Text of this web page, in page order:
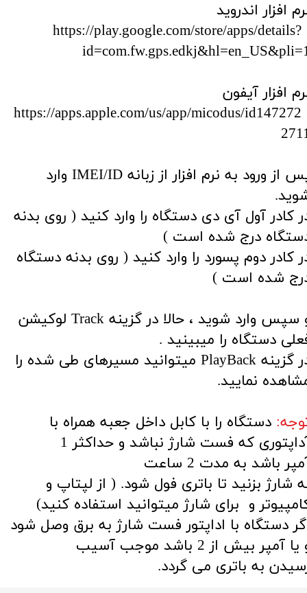
افزار اندروید
: https://play.google.com/store/apps/details?
افزار آیفون
: https://apps.apple.com/us/app/micodus/id147272
پس از ورود به نرم افزار از زبانه IMEI/ID وارد
کادر آول آی دی دستگاه را وارد کنید ( روی بدنه
درج شده است )
کادر دوم پسورد را وارد کنید ( روی بدنه دستگاه
شده است )
و سپس وارد شوید ، حالا در گزینه Track لوکیشن
دستگاه را میبینید .
​​​​​​​در گزینه PlayBack میتوانید مسیرهای طی شده را
نمایید.​​​​​​​
دستگاه را با کابل داخل جعبه همراه با
آداپتوری که فست شارژ نباشد و حداکثر 1
باشد به مدت 2 ساعت
شارژ بزنید تا باتری فول شود. ( از لپتاپ و
و برای شارژ میتوانید استفاده کنید)
دستگاه با اداپتور فست شارژ به برق وصل شود
آمپر بیش از 2 باشد موجب آسیب
به باتری می گردد.